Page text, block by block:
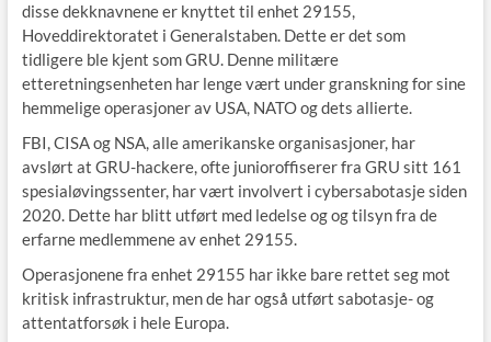
disse dekknavnene er knyttet til enhet 29155,
Hoveddirektoratet i Generalstaben. Dette er det som
tidligere ble kjent som GRU. Denne militære
etteretningsenheten har lenge vært under granskning for sine
hemmelige operasjoner av USA, NATO og dets allierte.
FBI, CISA og NSA, alle amerikanske organisasjoner, har
avslørt at GRU-hackere, ofte junioroffiserer fra GRU sitt 161
spesialøvingssenter, har vært involvert i cybersabotasje siden
2020. Dette har blitt utført med ledelse og og tilsyn fra de
erfarne medlemmene av enhet 29155.
Operasjonene fra enhet 29155 har ikke bare rettet seg mot
kritisk infrastruktur, men de har også utført sabotasje- og
attentatforsøk i hele Europa.